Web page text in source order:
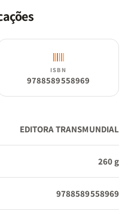
de ser uma expressão
dos encontros da
foi uma vivência, uma
Lucas nos conta em Atos
para o atual
exercício teórico-prático de
ISBN
9788589558969
EDITORA TRANSMUNDIAL
260 g
9788589558969